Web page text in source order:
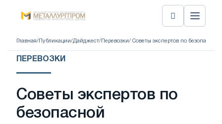
Главная/ Публикации/Дайджест/ Перевозки/ Советы экспертов по безопасной
ПЕРЕВОЗКИ
Советы экспертов по
безопасной